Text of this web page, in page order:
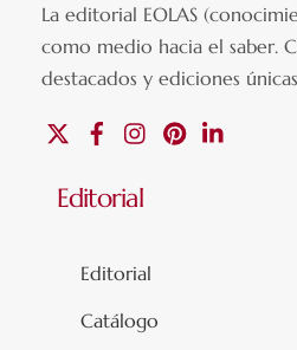
La editorial EOLAS
como medio hacia el saber.
destacados y ediciones únicas
FacebookInstagramPinterest
Editorial
Editorial
Catálogo